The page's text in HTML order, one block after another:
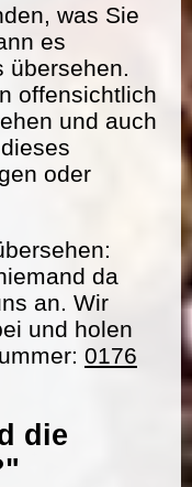
was Sie
es
übersehen.
offensichtlich
und auch
oder
da
an. Wir
und holen
0176
die